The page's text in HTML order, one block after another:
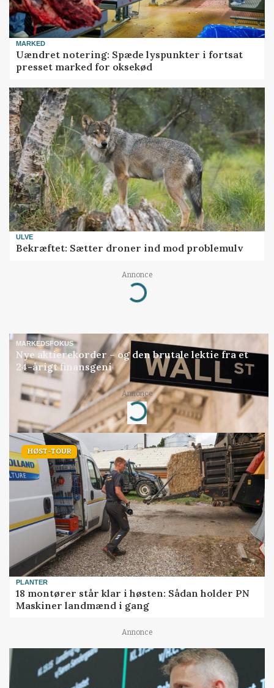
MARKED
Uændret notering: Spæde lyspunkter i fortsat
presset marked for oksekød
ULVE
Bekræftet: Sætter droner ind mod problemulv
Annonce
Loading...
MARKEDSFOKUS
Nye aktierekorder – og den brutale lektie fra et
24-årigt finansgeni
Annonce
Loading...
HØST-TOUR
PLANTER
18 montører står klar i høsten: Sådan holder PN
Maskiner landmænd i gang
Annonce